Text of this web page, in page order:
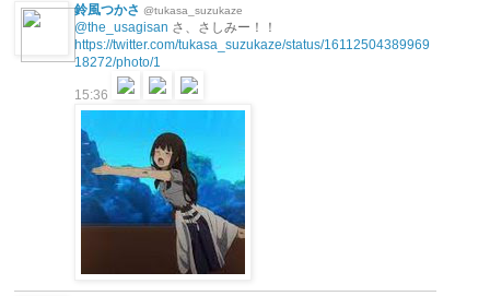
鈴風つかさ @tukasa_suzukaze
@the_usagisan さ、さしみー！！
https://twitter.com/tukasa_suzukaze/status/16112504389969
18272/photo/1
15:36